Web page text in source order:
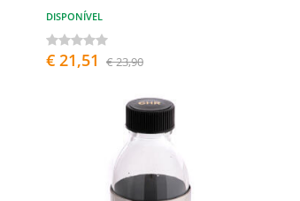
DISPONÍVEL
€ 21,51 € 23,90